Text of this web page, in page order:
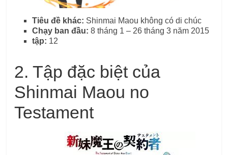
Tiêu đề khác: Shinmai Maou không có di chúc
Chạy ban đầu:8 tháng 1 – 26 tháng 3 năm 2015
tập: 12
2.Tập đặc biệt của
Shinmai Maou no
Testament